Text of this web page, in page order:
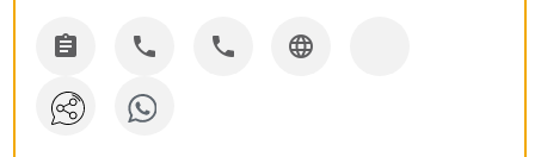
   